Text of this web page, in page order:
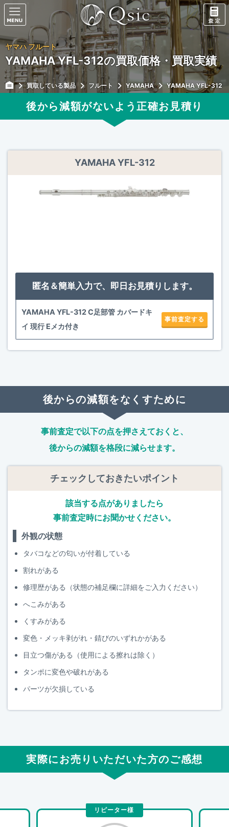
ヤマハ フルート
YAMAHA YFL-312の買取価格・買取実績
買取している製品 フルート YAMAHA YAMAHA YFL-312
後から減額がないよう正確お見積り
YAMAHA YFL-312
匿名＆簡単入力で、即日お見積りします。
YAMAHA YFL-312 C足部管 カバードキ
イ 現行 Eメカ付き
事前査定する
後からの減額をなくすために
事前査定で以下の点を押さえておくと、
後からの減額を格段に減らせます。
チェックしておきたいポイント
該当する点がありましたら
事前査定時にお聞かせください。
外観の状態
タバコなどの匂いが付着している
割れがある
修理歴がある（状態の補足欄に詳細をご入力ください）
へこみがある
くすみがある
変色・メッキ剥がれ・錆びのいずれかがある
目立つ傷がある（使用による擦れは除く）
タンポに変色や破れがある
パーツが欠損している
実際にお売りいただいた方のご感想
リピーター様